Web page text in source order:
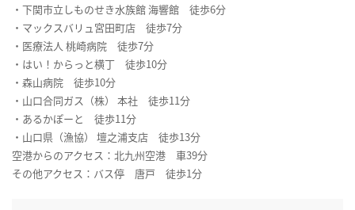
・下関市立しものせき水族館 海響館 徒歩6分
・マックスバリュ宮田町店 徒歩7分
・医療法人 桃崎病院 徒歩7分
・はい！からっと横丁 徒歩10分
・森山病院 徒歩10分
・山口合同ガス（株） 本社 徒歩11分
・あるかぽーと 徒歩11分
・山口県（漁協） 壇之浦支店 徒歩13分
空港からのアクセス：北九州空港 車39分
その他アクセス：バス停 唐戸 徒歩1分